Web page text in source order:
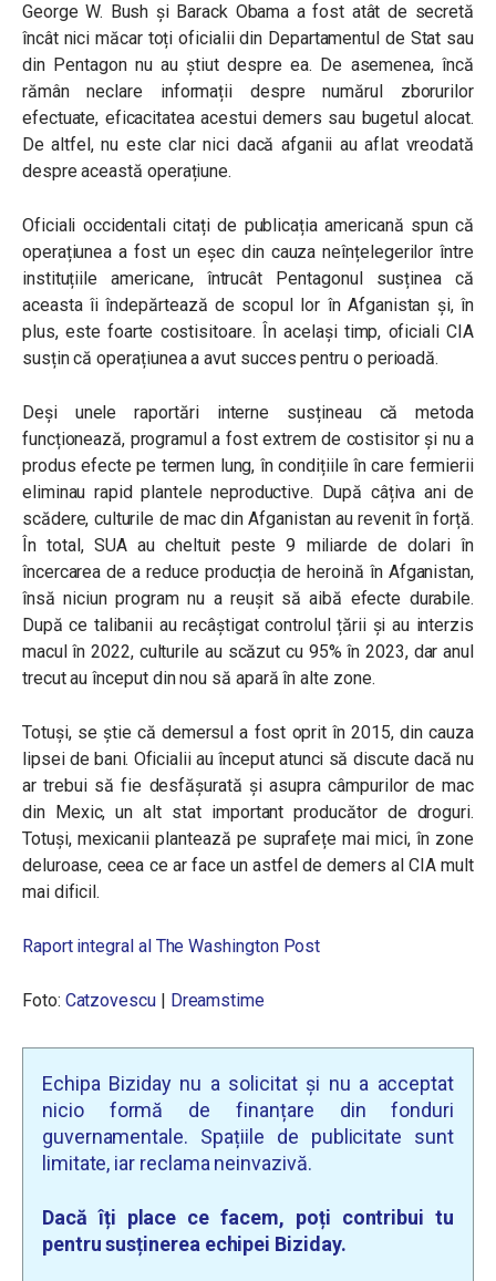
George W. Bush și Barack Obama a fost atât de secretă
încât nici măcar toți oficialii din Departamentul de Stat sau
din Pentagon nu au știut despre ea. De asemenea, încă
rămân neclare informații despre numărul zborurilor
efectuate, eficacitatea acestui demers sau bugetul alocat.
De altfel, nu este clar nici dacă afganii au aflat vreodată
despre această operațiune.
Oficiali occidentali citați de publicația americană spun că
operațiunea a fost un eșec din cauza neînțelegerilor între
instituțiile americane, întrucât Pentagonul susținea că
aceasta îi îndepărtează de scopul lor în Afganistan și, în
plus, este foarte costisitoare. În același timp, oficiali CIA
susțin că operațiunea a avut succes pentru o perioadă.
Deși unele raportări interne susțineau că metoda
funcționează, programul a fost extrem de costisitor și nu a
produs efecte pe termen lung, în condițiile în care fermierii
eliminau rapid plantele neproductive. După câțiva ani de
scădere, culturile de mac din Afganistan au revenit în forță.
În total, SUA au cheltuit peste 9 miliarde de dolari în
încercarea de a reduce producția de heroină în Afganistan,
însă niciun program nu a reușit să aibă efecte durabile.
După ce talibanii au recâștigat controlul țării și au interzis
macul în 2022, culturile au scăzut cu 95% în 2023, dar anul
trecut au început din nou să apară în alte zone.
Totuși, se știe că demersul a fost oprit în 2015, din cauza
lipsei de bani. Oficialii au început atunci să discute dacă nu
ar trebui să fie desfășurată și asupra câmpurilor de mac
din Mexic, un alt stat important producător de droguri.
Totuși, mexicanii plantează pe suprafețe mai mici, în zone
deluroase, ceea ce ar face un astfel de demers al CIA mult
mai dificil.
Raport integral al The Washington Post
Foto: Catzovescu| Dreamstime
Echipa Biziday nu a solicitat și nu a acceptat
nicio formă de finanțare din fonduri
guvernamentale. Spațiile de publicitate sunt
limitate, iar reclama neinvazivă.
Dacă îți place ce facem, poți contribui tu
pentru susținerea echipei Biziday.